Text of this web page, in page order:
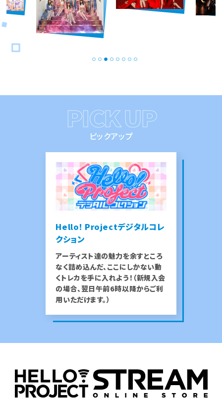
PICK UP
ピックアップ
Hello! Projectデジタルコレ
クション
アーティスト達の魅力を余すところ
なく詰め込んだ、ここにしかない動
くトレカを手に入れよう！（新規入会
の場合、翌日午前6時以降からご利
用いただけます。）